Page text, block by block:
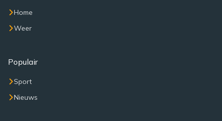
Home
Weer
Populair
Sport
Nieuws